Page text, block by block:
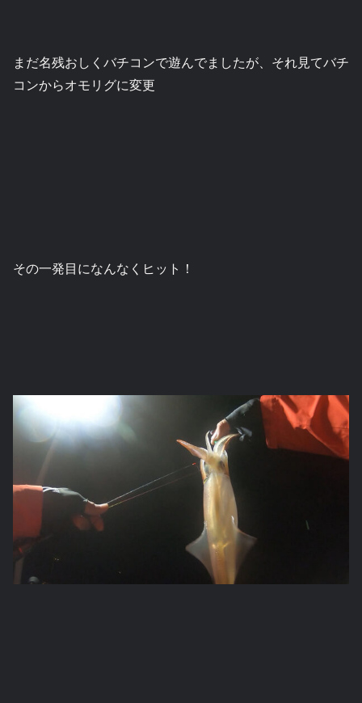
まだ名残おしくバチコンで遊んでましたが、それ見てバチ
コンからオモリグに変更
その一発目になんなくヒット！